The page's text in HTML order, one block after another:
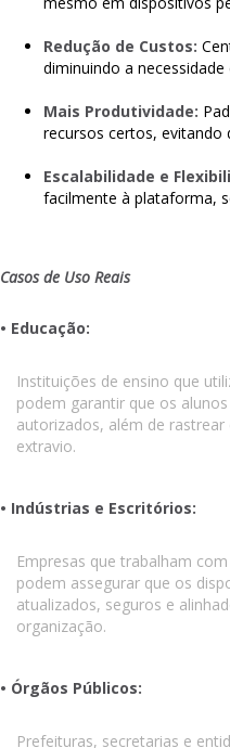
Redução de Custos:
diminuindo a
Mais Produtividade:
recursos certos, evitando
Escalabilidade e
facilmente à plataforma,
Casos de Uso Reais
• Educação:
Instituições de ensino que
podem garantir que os
autorizados, além de
extravio.
• Indústrias e Escritórios:
Empresas que trabalham
podem assegurar que os
atualizados, seguros e
organização.
• Órgãos Públicos:
Prefeituras, secretarias e